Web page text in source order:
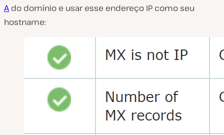
A do domínio e usar esse endereço IP como seu
hostname: